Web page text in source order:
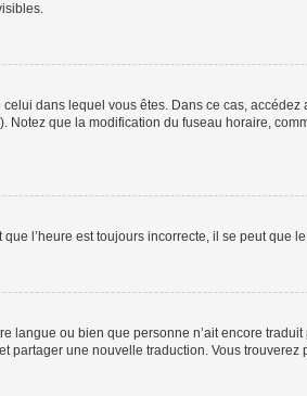
dans lequel vous êtes. Dans ce cas, accédez
Notez que la modification du fuseau horaire,
l’heure est toujours incorrecte, il se peut que
langue ou bien que personne n’ait encore
partager une nouvelle traduction. Vous trouverez